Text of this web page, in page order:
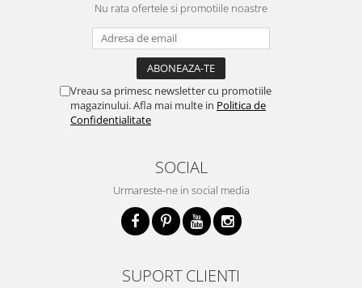
Nu rata ofertele si promotiile noastre
Vreau sa primesc newsletter cu promotiile
magazinului. Afla mai multe in Politica de
Confidentialitate
SOCIAL
Urmareste-ne in social media
SUPORT CLIENTI